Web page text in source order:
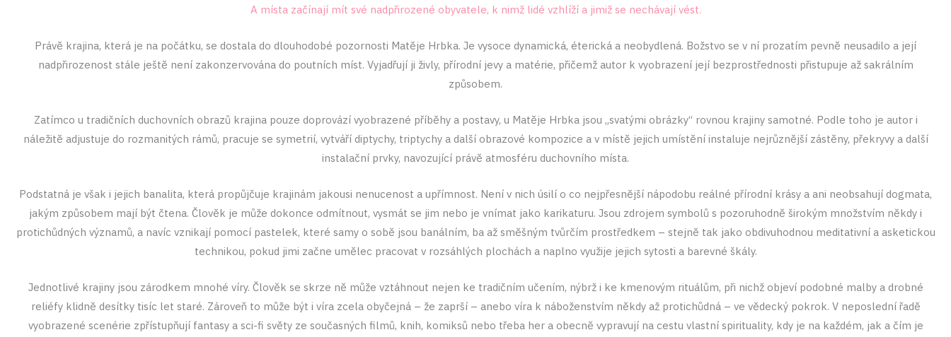
A místa začínají mít své nadpřirozené obyvatele, k nimž lidé vzhlíží a jimiž se nechávají vést.
Právě krajina, která je na počátku, se dostala do dlouhodobé pozornosti Matěje Hrbka. Je vysoce dynamická, éterická a neobydlená. Božstvo se v ní prozatím pevně neusadilo a její
nadpřirozenost stále ještě není zakonzervována do poutních míst. Vyjadřují ji živly, přírodní jevy a matérie, přičemž autor k vyobrazení její bezprostřednosti přistupuje až sakrálním
způsobem.
Zatímco u tradičních duchovních obrazů krajina pouze doprovází vyobrazené příběhy a postavy, u Matěje Hrbka jsou „svatými obrázky“ rovnou krajiny samotné. Podle toho je autor i
náležitě adjustuje do rozmanitých rámů, pracuje se symetrií, vytváří diptychy, triptychy a další obrazové kompozice a v místě jejich umístění instaluje nejrůznější zástěny, překryvy a další
instalační prvky, navozující právě atmosféru duchovního místa.
Podstatná je však i jejich banalita, která propůjčuje krajinám jakousi nenucenost a upřímnost. Není v nich úsilí o co nejpřesnější nápodobu reálné přírodní krásy a ani neobsahují dogmata,
jakým způsobem mají být čtena. Člověk je může dokonce odmítnout, vysmát se jim nebo je vnímat jako karikaturu. Jsou zdrojem symbolů s pozoruhodně širokým množstvím někdy i
protichůdných významů, a navíc vznikají pomocí pastelek, které samy o sobě jsou banálním, ba až směšným tvůrčím prostředkem – stejně tak jako obdivuhodnou meditativní a asketickou
technikou, pokud jimi začne umělec pracovat v rozsáhlých plochách a naplno využije jejich sytosti a barevné škály.
Jednotlivé krajiny jsou zárodkem mnohé víry. Člověk se skrze ně může vztáhnout nejen ke tradičním učením, nýbrž i ke kmenovým rituálům, při nichž objeví podobné malby a drobné
reliéfy klidně desítky tisíc let staré. Zároveň to může být i víra zcela obyčejná – že zaprší – anebo víra k náboženstvím někdy až protichůdná – ve vědecký pokrok. V neposlední řadě
vyobrazené scenérie zpřístupňují fantasy a sci-fi světy ze současných filmů, knih, komiksů nebo třeba her a obecně vypravují na cestu vlastní spirituality, kdy je na každém, jak a čím je